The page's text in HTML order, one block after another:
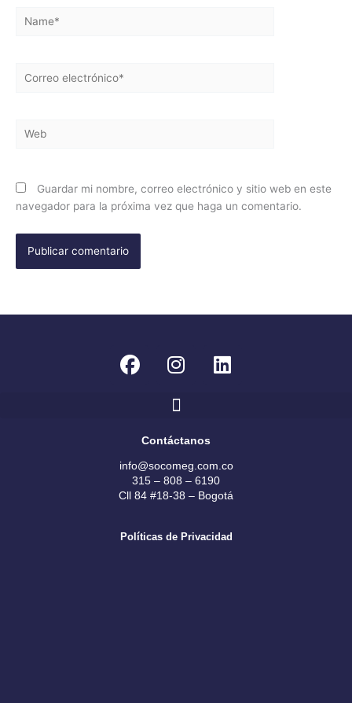
Name*
Correo
Web
Guardar mi nombre, correo electrónico y sitio web en este
navegador para la próxima vez que haga un comentario.
F
a
o
k
I
n
s
t
a
g
r
a
L
i
i
n
Contáctanos
info@socomeg.com.co
315 – 808 – 6190
Cll 84 #18-38 – Bogotá
Políticas de Privacidad